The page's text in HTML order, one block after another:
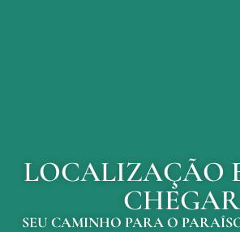
LOCALIZAÇÃO
CHEGAR
SEU CAMINHO PARA O